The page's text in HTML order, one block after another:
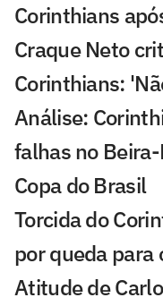
Corinthians
Craque Neto
Corinthians:
Análise:
falhas no
Copa do Brasil
Torcida do
por queda
Atitude de